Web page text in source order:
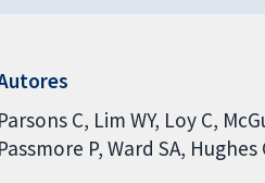
Parsons C Lim WY Loy C
Passmore P Ward SA Hughes